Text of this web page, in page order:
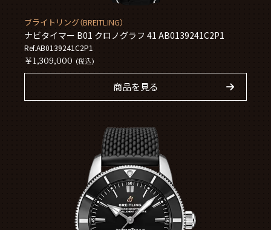
ブライトリング（BREITLING）
ナビタイマー B01 クロノグラフ 41 AB0139241C2P1
Ref.AB0139241C2P1
￥1,309,000 (税込)
商品を見る